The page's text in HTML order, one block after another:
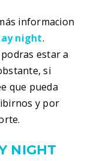
informacion
night.
podras estar a
si
que pueda
y por
NIGHT